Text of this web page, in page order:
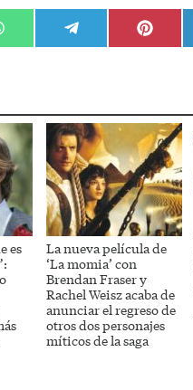
Compartir
en
Compartir
en
es
La nueva película de
‘La momia’ con
Brendan Fraser y
Rachel Weisz acaba de
anunciar el regreso de
otros dos personajes
míticos de la saga